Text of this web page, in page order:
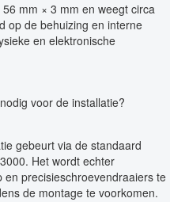
mm × 3 mm en weegt circa
op de behuizing en interne
en elektronische
voor de installatie?
gebeurt via de standaard
Het wordt echter
precisieschroevendraaiers te
de montage te voorkomen.